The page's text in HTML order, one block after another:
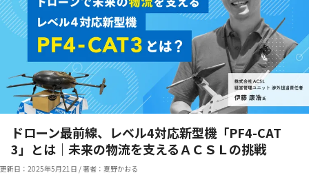
ドローン最前線、レベル4対応新型機「PF4-CAT
3」とは｜未来の物流を支えるＡＣＳＬの挑戦
更新日： 2025年5月21日 /著者：夏野かおる